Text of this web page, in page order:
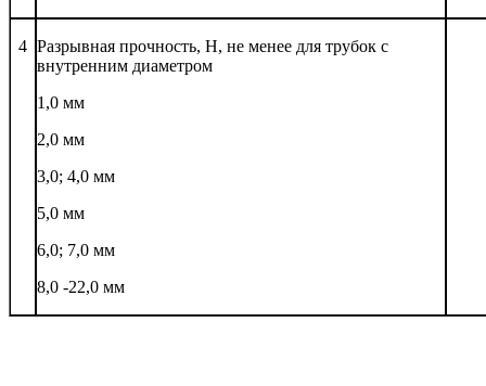
4 Разрывная прочность, Н, не менее для трубок с
внутренним диаметром
1,0 мм
2,0 мм
3,0; 4,0 мм
5,0 мм
6,0; 7,0 мм
8,0 -22,0 мм